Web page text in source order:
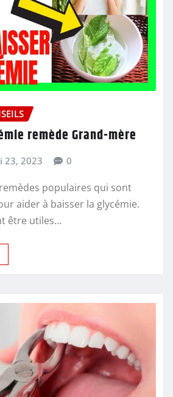
remède Grand-mère
23, 2023 0
populaires qui sont
aider à baisser la glycémie.
être utiles…